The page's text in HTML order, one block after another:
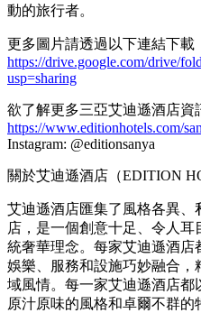
動的旅行者。
更多圖片請透過以下連結下載
https://drive.google.com/drive/
usp=sharing
欲了解更多三亞艾迪遜酒店資
https://www.editionhotels.com/
Instagram: @editionsanya
關於艾迪遜酒店（EDITION
艾迪遜酒店匯集了風格各異
店，是一個創意十足、令人
統奢華理念。每家艾迪遜酒店
娛樂、服務和設施巧妙融合
域風情。每一家艾迪遜酒店都
原汁原味的風格和卓爾不群